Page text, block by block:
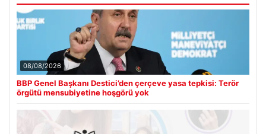
08/08/2026
BBP Genel Başkanı Destici’den çerçeve yasa tepkisi: Terör
örgütü mensubiyetine hoşgörü yok